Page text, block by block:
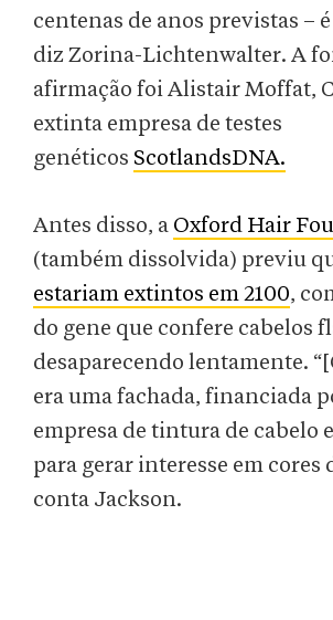
centenas de anos previstas –
diz Zorina-Lichtenwalter. A
afirmação foi Alistair Moffat,
extinta empresa de testes
genéticos ScotlandsDNA.
Antes disso, a Oxford Hair
(também dissolvida) previu
estariam extintos em 2100,
do gene que confere cabelos
desaparecendo lentamente.
era uma fachada, financiada
empresa de tintura de cabelo
para gerar interesse em cores
conta Jackson.